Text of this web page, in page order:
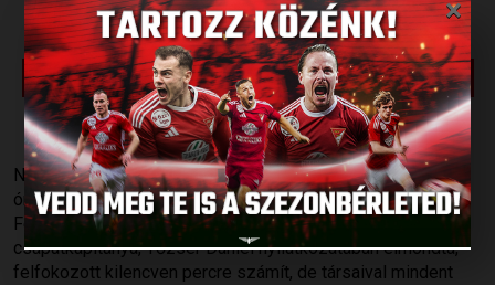
NAGYSZERŰ LENNE
NYERNI AZ ÜLLŐI ÚTON
Published: 2018.10.04.
Nem vár könnyű meccs a Lokira, amely szombaton 19.30
órától a listavezető, a bajnokságban eddig még veretlen
Ferencváros otthonában lép pályára. A DVSC
csapatkapitánya, Tőzsér Dániel nyilatkozatában elmondta,
felfokozott kilencven percre számít, de társaival mindent
×